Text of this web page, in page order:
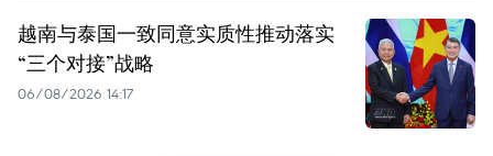
越南与泰国一致同意实质性推动落实
“三个对接”战略
06/08/2026 14:17